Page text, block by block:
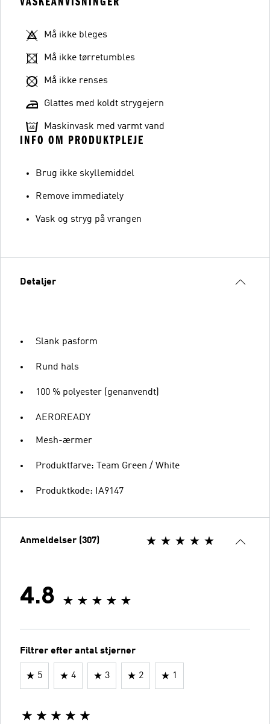
Må ikke bleges
Må ikke tørretumbles
Må ikke renses
Glattes med koldt strygejern
Maskinvask med varmt vand
INFO OM PRODUKTPLEJE
Brug ikke skyllemiddel
Remove immediately
Vask og stryg på vrangen
Detaljer
Slank pasform
Rund hals
100 % polyester (genanvendt)
AEROREADY
Mesh-ærmer
Produktfarve: Team Green / White
Produktkode: IA9147
Anmeldelser (307)
4.8
Filtrer efter antal stjerner
5 4 3 2 1